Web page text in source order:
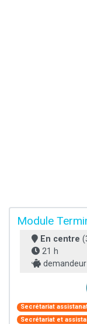
Module
En centre
21 h
Secrétariat
Secrétariat et